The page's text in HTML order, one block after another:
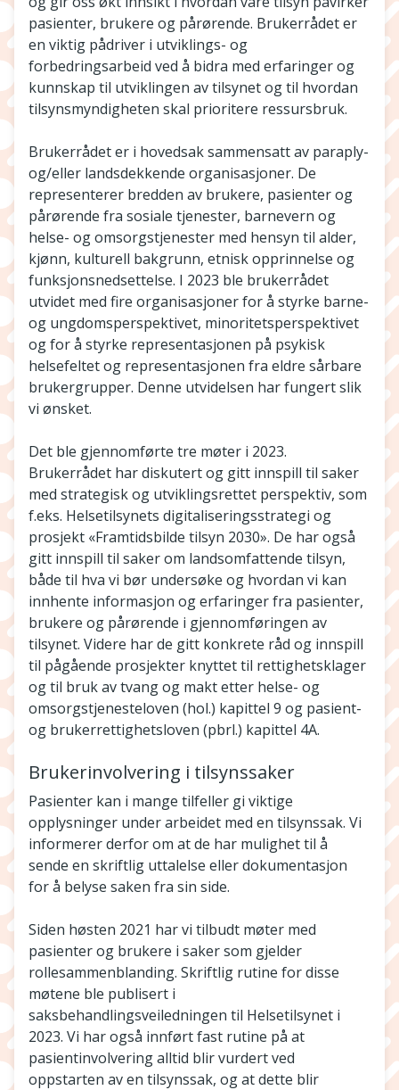
pasienter, brukere og pårørende. Brukerrådet er
en viktig pådriver i utviklings- og
forbedringsarbeid ved å bidra med erfaringer og
kunnskap til utviklingen av tilsynet og til hvordan
tilsynsmyndigheten skal prioritere ressursbruk.
Brukerrådet er i hovedsak sammensatt av paraply-
og/eller landsdekkende organisasjoner. De
representerer bredden av brukere, pasienter og
pårørende fra sosiale tjenester, barnevern og
helse- og omsorgstjenester med hensyn til alder,
kjønn, kulturell bakgrunn, etnisk opprinnelse og
funksjonsnedsettelse. I 2023 ble brukerrådet
utvidet med fire organisasjoner for å styrke barne-
og ungdomsperspektivet, minoritetsperspektivet
og for å styrke representasjonen på psykisk
helsefeltet og representasjonen fra eldre sårbare
brukergrupper. Denne utvidelsen har fungert slik
vi ønsket.
Det ble gjennomførte tre møter i 2023.
Brukerrådet har diskutert og gitt innspill til saker
med strategisk og utviklingsrettet perspektiv, som
f.eks. Helsetilsynets digitaliseringsstrategi og
prosjekt «Framtidsbilde tilsyn 2030». De har også
gitt innspill til saker om landsomfattende tilsyn,
både til hva vi bør undersøke og hvordan vi kan
innhente informasjon og erfaringer fra pasienter,
brukere og pårørende i gjennomføringen av
tilsynet. Videre har de gitt konkrete råd og innspill
til pågående prosjekter knyttet til rettighetsklager
og til bruk av tvang og makt etter helse- og
omsorgstjenesteloven (hol.) kapittel 9 og pasient-
og brukerrettighetsloven (pbrl.) kapittel 4A.
Brukerinvolvering i tilsynssaker
Pasienter kan i mange tilfeller gi viktige
opplysninger under arbeidet med en tilsynssak. Vi
informerer derfor om at de har mulighet til å
sende en skriftlig uttalelse eller dokumentasjon
for å belyse saken fra sin side.
Siden høsten 2021 har vi tilbudt møter med
pasienter og brukere i saker som gjelder
rollesammenblanding. Skriftlig rutine for disse
møtene ble publisert i
saksbehandlingsveiledningen til Helsetilsynet i
2023. Vi har også innført fast rutine på at
pasientinvolvering alltid blir vurdert ved
oppstarten av en tilsynssak, og at dette blir